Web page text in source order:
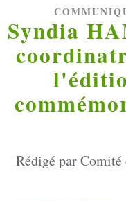
Syndia
Rédigé par